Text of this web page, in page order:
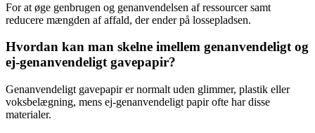
For at øge genbrugen og genanvendelsen af ressourcer samt
reducere mængden af affald, der ender på lossepladsen.
Hvordan kan man skelne imellem genanvendeligt og
ej-genanvendeligt gavepapir?
Genanvendeligt gavepapir er normalt uden glimmer, plastik eller
voksbelægning, mens ej-genanvendeligt papir ofte har disse
materialer.